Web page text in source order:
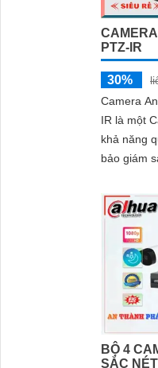
PTZ-IR
30%
Camera
IR là một
khả năng
bảo giám sát
BỘ 4
SẮC NÉT